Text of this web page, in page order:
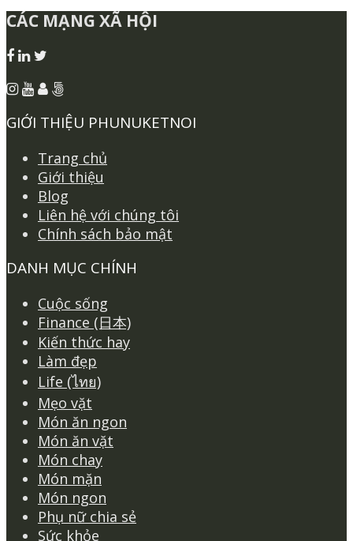
CÁC MẠNG XÃ HỘI
GIỚI THIỆU PHUNUKETNOI
Trang chủ
Giới thiệu
Blog
Liên hệ với chúng tôi
Chính sách bảo mật
DANH MỤC CHÍNH
Cuộc sống
Finance (日本)
Kiến thức hay
Làm đẹp
Life (ไทย)
Mẹo vặt
Món ăn ngon
Món ăn vặt
Món chay
Món mặn
Món ngon
Phụ nữ chia sẻ
Sức khỏe